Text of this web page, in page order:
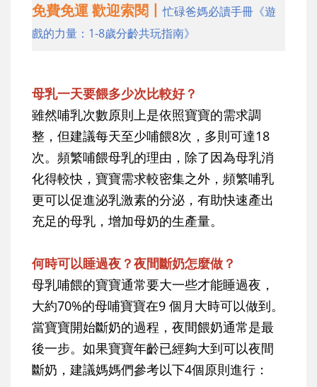
免費免運 歡迎索閱丨忙碌爸媽必讀手冊《遊
戲的力量：1-8歲分齡共玩指南》
母乳一天要餵多少次比較好？
雖然哺乳次數原則上是依照寶寶的需求調
整，但建議每天至少哺餵8次，多則可達18
次。頻繁哺餵母乳的理由，除了因為母乳消
化得較快，寶寶需求較密集之外，頻繁哺乳
更可以促進泌乳激素的分泌，有助快速產出
充足的母乳，增加母奶的生產量。
何時可以睡過夜？夜間斷奶怎麼做？
母乳哺餵的寶寶通常要大一些才能睡過夜，
大約70%的母哺寶寶在9 個月大時可以做到。
當寶寶開始斷奶的過程，夜間餵奶通常是最
後一步。如果寶寶年齡已經夠大到可以夜間
斷奶，建議媽媽們參考以下4個原則進行：